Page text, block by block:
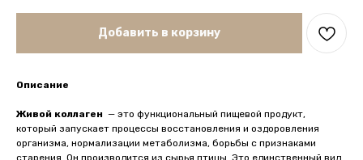
Добавить в корзину
Описание
Живой коллаген — это функциональный пищевой продукт,
который запускает процессы восстановления и оздоровления
организма, нормализации метаболизма, борьбы с признаками